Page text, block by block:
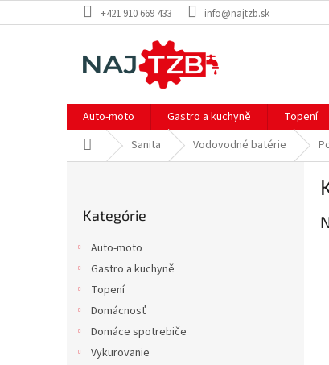
na
+421 910 669 433 info@najtzb.sk
Auto-moto Gastro a kuchyně Topení
DomovSanita Vodovodné batérie
kategórie
Kategórie
Auto-moto
Gastro a kuchyně
Topení
Domácnosť
Domáce spotrebiče
Vykurovanie